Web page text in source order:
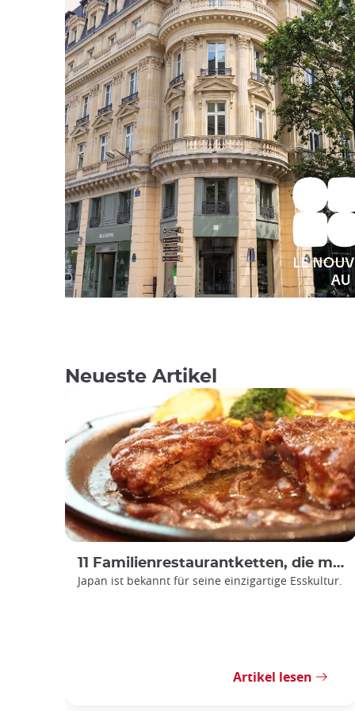
Neueste Artikel
11 Familienrestaurantketten, die man in Japan ausprobieren sollte
Japan ist bekannt für seine einzigartige Esskultur.
Artikel lesen